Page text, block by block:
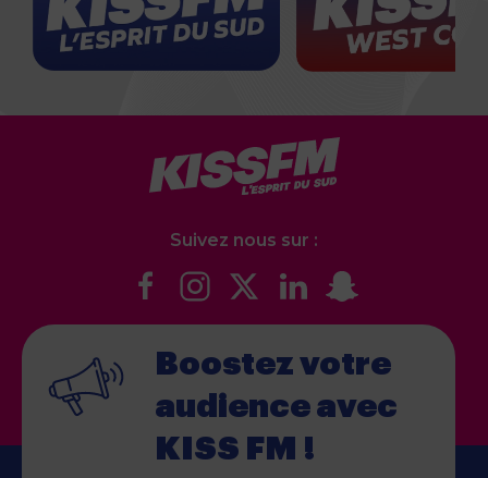
Suivez nous sur :
Boostez votre
audience avec
KISS FM !